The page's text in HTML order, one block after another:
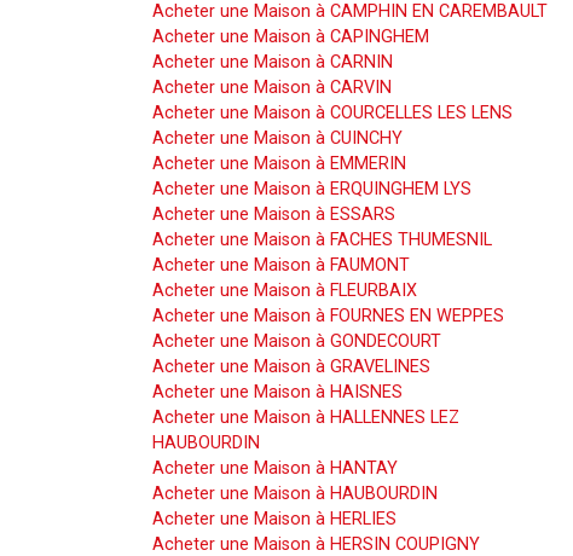
Acheter une Maison à CAMPHIN EN CAREMBAULT
Acheter une Maison à CAPINGHEM
Acheter une Maison à CARNIN
Acheter une Maison à CARVIN
Acheter une Maison à COURCELLES LES LENS
Acheter une Maison à CUINCHY
Acheter une Maison à EMMERIN
Acheter une Maison à ERQUINGHEM LYS
Acheter une Maison à ESSARS
Acheter une Maison à FACHES THUMESNIL
Acheter une Maison à FAUMONT
Acheter une Maison à FLEURBAIX
Acheter une Maison à FOURNES EN WEPPES
Acheter une Maison à GONDECOURT
Acheter une Maison à GRAVELINES
Acheter une Maison à HAISNES
Acheter une Maison à HALLENNES LEZ
HAUBOURDIN
Acheter une Maison à HANTAY
Acheter une Maison à HAUBOURDIN
Acheter une Maison à HERLIES
Acheter une Maison à HERSIN COUPIGNY